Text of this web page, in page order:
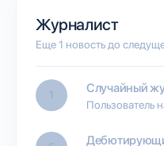
Журналист
Еще 1 новость до
1 Случайный
Пользователь